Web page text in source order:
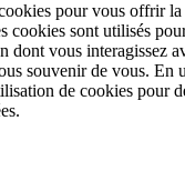
pour vous offrir
cookies sont utilisés
dont vous interagissez
souvenir de vous. En
de cookies pour